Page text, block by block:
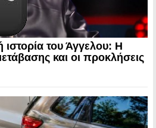
του Άγγελου: Η
και οι προκλήσεις